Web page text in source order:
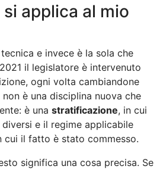
applica al mio
e invece è la sola che
il legislatore è intervenuto
ogni volta cambiandone
è una disciplina nuova che
è una stratificazione, in cui
e il regime applicabile
cui il fatto è stato commesso.
significa una cosa precisa. Se